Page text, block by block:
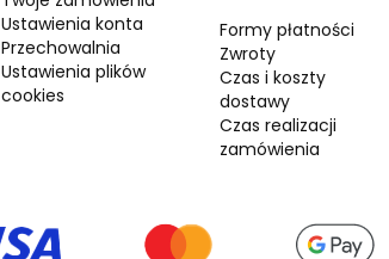
Ustawienia konta
Przechowalnia
Ustawienia plików
cookies
Formy płatności
Zwroty
Czas i koszty
dostawy
Czas realizacji
zamówienia